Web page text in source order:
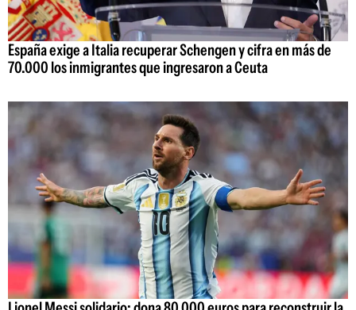
España exige a Italia recuperar Schengen y cifra en más de
70.000 los inmigrantes que ingresaron a Ceuta